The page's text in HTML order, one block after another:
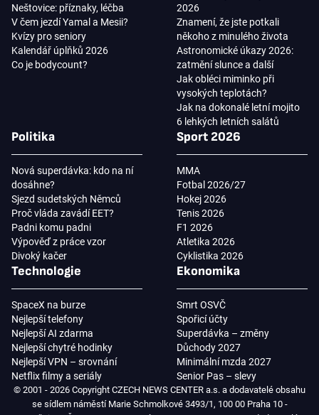
Neštovice: příznaky, léčba
V čem jezdí Yamal a Mesii?
Kvízy pro seniory
Kalendář úplňků 2026
Co je bodycount?
2026
Znamení, že jste potkali
někoho z minulého života
Astronomické úkazy 2026:
zatmění slunce a další
Jak obléci miminko při
vysokých teplotách?
Jak na dokonalé letní mojito
6 lehkých letních salátů
Politika
Nová superdávka: kdo na ní
dosáhne?
Sjezd sudetských Němců
Proč vláda zavádí EET?
Padni komu padni
Výpověď z práce vzor
Divoký kačer
Sport 2026
MMA
Fotbal 2026/27
Hokej 2026
Tenis 2026
F1 2026
Atletika 2026
Cyklistika 2026
Technologie
SpaceX na burze
Nejlepší telefony
Nejlepší AI zdarma
Nejlepší chytré hodinky
Nejlepší VPN – srovnání
Netflix filmy a seriály
Ekonomika
Smrt OSVČ
Spořicí účty
Superdávka – změny
Důchody 2027
Minimální mzda 2027
Senior Pas – slevy
© 2001 - 2026 Copyright CZECH NEWS CENTER a.s. a dodavatelé obsahu
se sídlem náměstí Marie Schmolkové 3493/1, 100 00 Praha 10 -